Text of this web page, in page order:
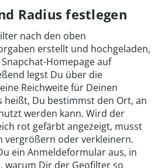
Radius festlegen
nach den oben
erstellt und hochgeladen,
Homepage auf
legst Du über die
Reichweite für Deinen
heißt, Du bestimmst den Ort, an
werden kann. Wird der
rot gefärbt angezeigt, musst
vergrößern oder verkleinern.
ein Anmeldeformular aus, in
warum Dir der Geofilter so